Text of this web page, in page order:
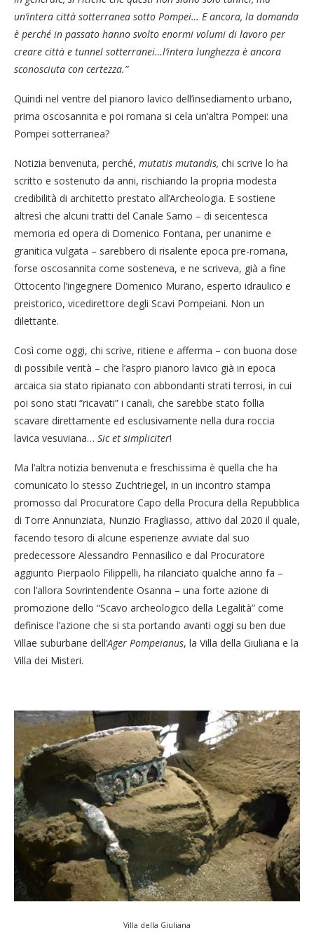
un’intera città sotterranea sotto Pompei… E ancora, la domanda
è perché in passato hanno svolto enormi volumi di lavoro per
creare città e tunnel sotterranei…l’intera lunghezza è ancora
sconosciuta con certezza.”
Quindi nel ventre del pianoro lavico dell’insediamento urbano,
prima oscosannita e poi romana si cela un’altra Pompei: una
Pompei sotterranea?
Notizia benvenuta, perché, mutatis mutandis, chi scrive lo ha
scritto e sostenuto da anni, rischiando la propria modesta
credibilità di architetto prestato all’Archeologia. E sostiene
altresì che alcuni tratti del Canale Sarno – di seicentesca
memoria ed opera di Domenico Fontana, per unanime e
granitica vulgata – sarebbero di risalente epoca pre-romana,
forse oscosannita come sosteneva, e ne scriveva, già a fine
Ottocento l’ingegnere Domenico Murano, esperto idraulico e
preistorico, vicedirettore degli Scavi Pompeiani. Non un
dilettante.
Così come oggi, chi scrive, ritiene e afferma – con buona dose
di possibile verità – che l’aspro pianoro lavico già in epoca
arcaica sia stato ripianato con abbondanti strati terrosi, in cui
poi sono stati “ricavati” i canali, che sarebbe stato follia
scavare direttamente ed esclusivamente nella dura roccia
lavica vesuviana… Sic et simpliciter!
Ma l’altra notizia benvenuta e freschissima è quella che ha
comunicato lo stesso Zuchtriegel, in un incontro stampa
promosso dal Procuratore Capo della Procura della Repubblica
di Torre Annunziata, Nunzio Fragliasso, attivo dal 2020 il quale,
facendo tesoro di alcune esperienze avviate dal suo
predecessore Alessandro Pennasilico e dal Procuratore
aggiunto Pierpaolo Filippelli, ha rilanciato qualche anno fa –
con l’allora Sovrintendente Osanna – una forte azione di
promozione dello “Scavo archeologico della Legalità” come
definisce l’azione che si sta portando avanti oggi su ben due
Villae suburbane dell’Ager Pompeianus, la Villa della Giuliana e la
Villa dei Misteri.
Villa della Giuliana